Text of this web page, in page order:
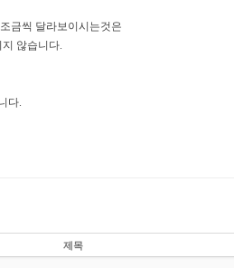
금씩 달라보이시는것은
않습니다.
다.
제목